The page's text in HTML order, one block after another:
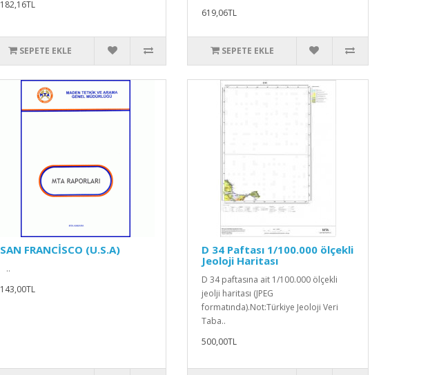
182,16TL
SEPETE EKLE
619,06TL
SEPETE EKLE
SAN FRANCİSCO (U.S.A)
..
143,00TL
D 34 Paftası 1/100.000 ölçekli
Jeoloji Haritası
D 34 paftasına ait 1/100.000 ölçekli
jeolji haritası (JPEG
formatında).Not:Türkiye Jeoloji Veri
Taba..
500,00TL